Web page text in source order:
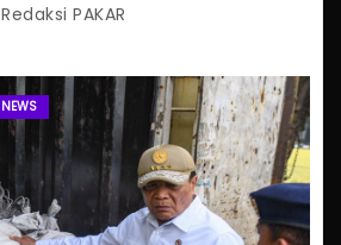
Redaksi PAKAR
NEWS